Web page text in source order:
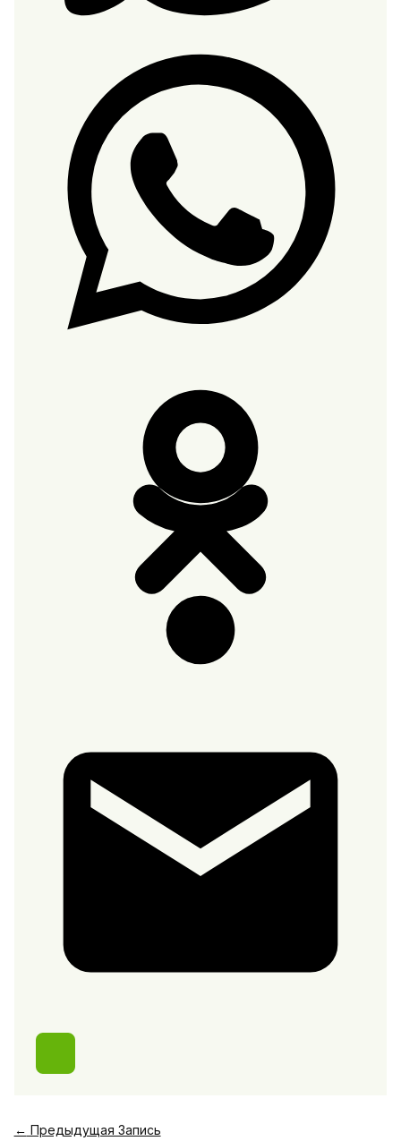
← Предыдущая Запись